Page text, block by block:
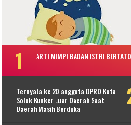
ARTI MIMPI BADAN ISTRI BERTATO
Ternyata ke 20 anggota DPRD Kota
Solok Kunker Luar Daerah Saat
Daerah Masih Berduka